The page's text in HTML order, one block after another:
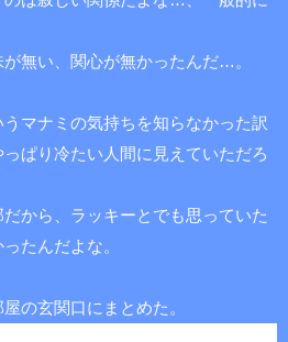
無い、関心が無かったんだ…。
マナミの気持ちを知らなかった訳
ぱり冷たい人間に見えていただろ
から、ラッキーとでも思っていた
たんだよな。
の玄関口にまとめた。